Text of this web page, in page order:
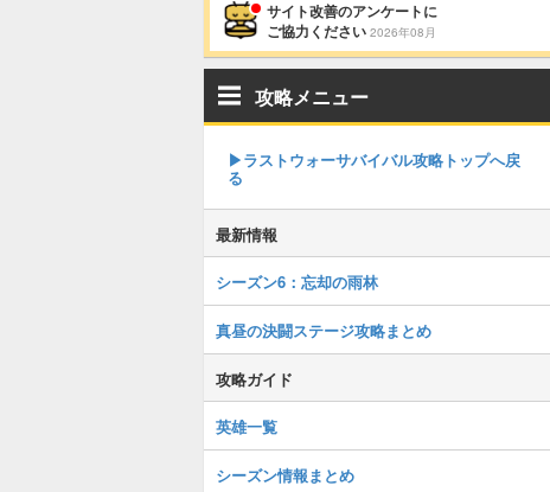
サイト改善のアンケートに
ご協力ください 2026年08月
攻略メニュー
▶︎ラストウォーサバイバル攻略トップへ戻
る
最新情報
シーズン6：忘却の雨林
真昼の決闘ステージ攻略まとめ
攻略ガイド
英雄一覧
シーズン情報まとめ